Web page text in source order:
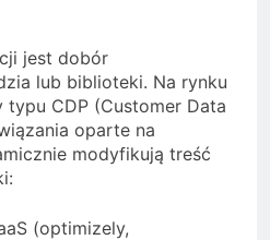
jest dobór
lub biblioteki. Na rynku
CDP (Customer Data
oparte na
modyfikują treść
(optimizely,